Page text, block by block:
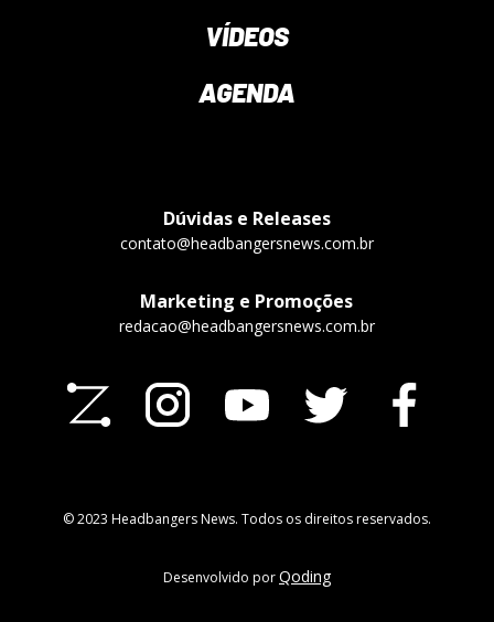
VÍDEOS
AGENDA
Dúvidas e Releases
contato@headbangersnews.com.br
Marketing e Promoções
redacao@headbangersnews.com.br
© 2023 Headbangers News. Todos os direitos reservados.
Desenvolvido porQoding